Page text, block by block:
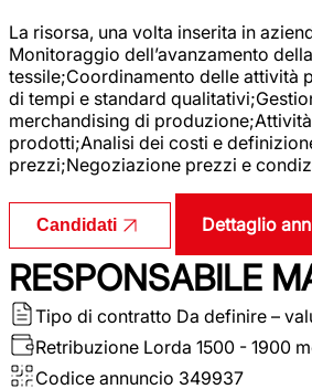
La risorsa, una volta inserita in
Monitoraggio dell’avanzamento
tessile;Coordinamento delle attività
di tempi e standard
merchandising di
prodotti;Analisi dei costi e
prezzi;Negoziazione prezzi e
Candidati Dettaglio
RESPONSABILE
Tipo di contratto Da definire –
Retribuzione Lorda 1500 - 1900
Codice annuncio 349937